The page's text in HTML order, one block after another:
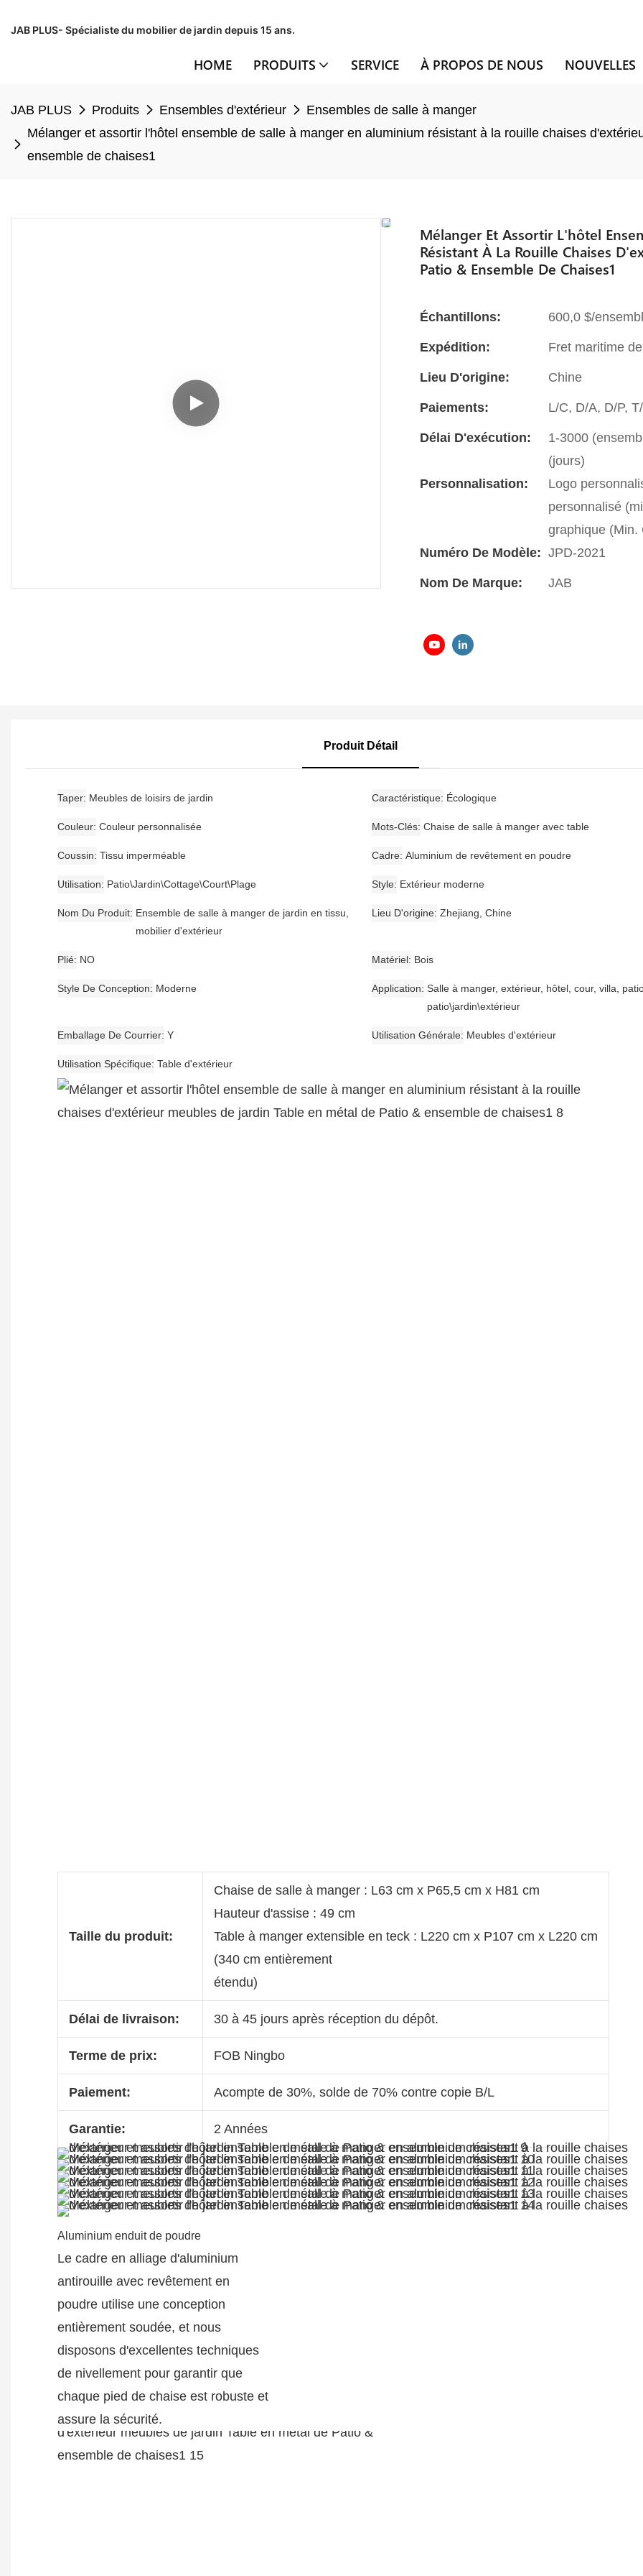
JAB PLUS- Spécialiste du mobilier de jardin depuis 15 ans.
HOME PRODUITS SERVICE À PROPOS DE NOUS NOUVELLES
JAB PLUS Produits Ensembles d'extérieur
Ensembles de salle à manger
Mélanger et assortir l'hôtel ensemble de salle à manger en aluminium résistant à la rouille chaises
ensemble de chaises1
Mélanger Et Assortir L'hôtel
Résistant À La Rouille Chaises
Patio & Ensemble De Chaises1
Échantillons: 600,0 $/
Expédition: Fret maritime
Lieu D'origine: Chine
Paiements: L/C, D/A, D/P,
Délai D'exécution:
1-3000
(jours)
Personnalisation:
Logo
personnalisé
graphique (Min.
Numéro De Modèle: JPD-2021
Nom De Marque: JAB
Produit Détail
Taper Meubles de loisirs de jardin Caractéristique Écologique
Couleur Couleur personnalisée Mots-Clés Chaise de salle à manger avec table
Coussin Tissu imperméable Cadre Aluminium de revêtement en poudre
Utilisation Patio\Jardin\Cottage\Court\Plage Style Extérieur moderne
Nom Du Produit Ensemble de salle à manger de jardin en tissu,
mobilier d'extérieur
Lieu D'origine Zhejiang, Chine
Plié NO Matériel Bois
Style De Conception Moderne Application Salle à manger, extérieur, hôtel, cour, villa,
patio\jardin\extérieur
Emballage De Courrier Y Utilisation Générale Meubles d'extérieur
Utilisation Spécifique Table d'extérieur
Taille du produit:
Chaise de salle à manger : L63 cm x P65,5 cm x H81 cm
Hauteur d'assise : 49 cm
Table à manger extensible en teck : L220 cm x P107 cm x L220 cm
(340 cm entièrement
étendu)
Délai de livraison: 30 à 45 jours après réception du dépôt.
Terme de prix: FOB Ningbo
Paiement: Acompte de 30%, solde de 70% contre copie B/L
Garantie: 2 Années
Aluminium enduit de poudre
Le cadre en alliage d'aluminium
antirouille avec revêtement en
poudre utilise une conception
entièrement soudée, et nous
disposons d'excellentes techniques
de nivellement pour garantir que
chaque pied de chaise est robuste et
assure la sécurité.